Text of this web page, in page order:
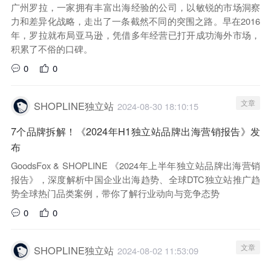
广州罗拉，一家拥有丰富出海经验的公司，以敏锐的市场洞察
力和差异化战略，走出了一条截然不同的突围之路。早在2016
年，罗拉就布局亚马逊，凭借多年经营已打开成功海外市场，
积累了不俗的口碑。
0
0
SHOPLINE独立站 2024-08-30 18:10:15 文章
7个品牌拆解！《2024年H1独立站品牌出海营销报告》发
布
GoodsFox & SHOPLINE 《2024年上半年独立站品牌出海营销
报告》，深度解析中国企业出海趋势、全球DTC独立站推广趋
势全球热门品类案例，带你了解行业动向与竞争态势
0
0
SHOPLINE独立站 2024-08-02 11:53:09 文章